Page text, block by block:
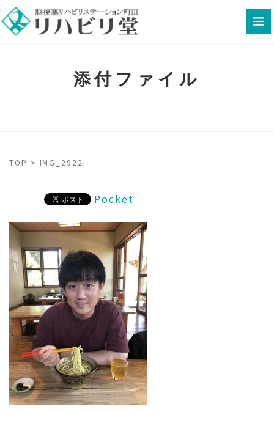
添付ファイル
TOP > IMG_2922
Pocket